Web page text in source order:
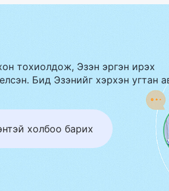
тохиолдож, Эзэн эргэн ирэх
Бид Эзэнийг хэрхэн угтан
холбоо барих